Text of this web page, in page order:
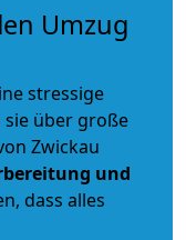
Umzug
stressige
sie über große
Zwickau
und
dass alles